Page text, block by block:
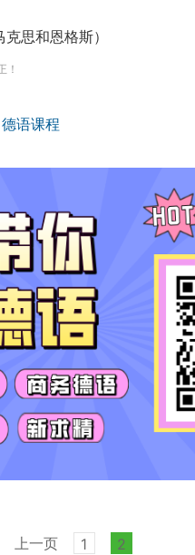
思和恩格斯）
！
德语课程
上一页 1 2